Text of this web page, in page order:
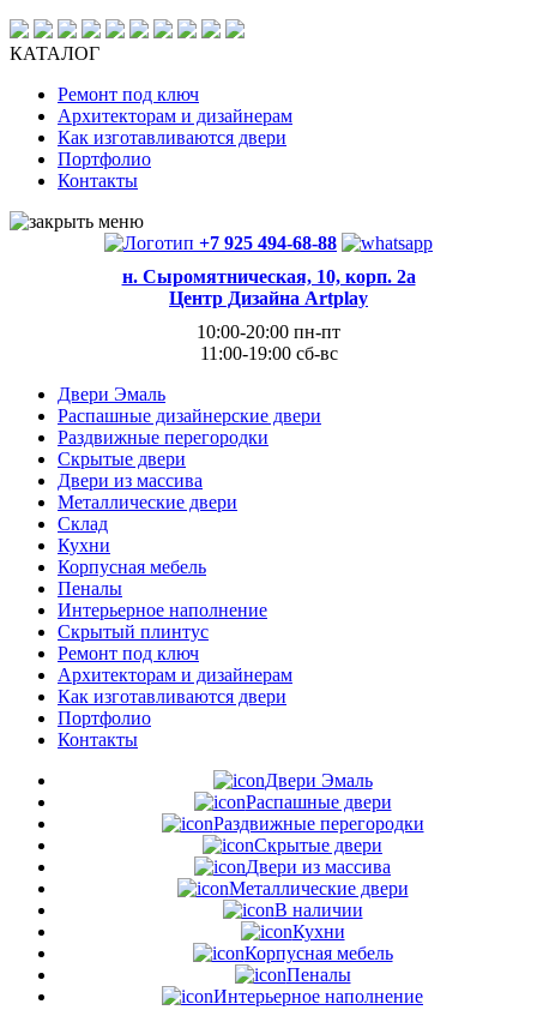
КАТАЛОГ
Ремонт под ключ
Архитекторам и дизайнерам
Как изготавливаются двери
Портфолио
Контакты
+7 925 494-68-88
н. Сыромятническая, 10, корп. 2а
Центр Дизайна Artplay
10:00-20:00 пн-пт
11:00-19:00 сб-вс
Двери Эмаль
Распашные дизайнерские двери
Раздвижные перегородки
Скрытые двери
Двери из массива
Металлические двери
Склад
Кухни
Корпусная мебель
Пеналы
Интерьерное наполнение
Скрытый плинтус
Ремонт под ключ
Архитекторам и дизайнерам
Как изготавливаются двери
Портфолио
Контакты
Двери Эмаль
Распашные двери
Раздвижные перегородки
Скрытые двери
Двери из массива
Металлические двери
В наличии
Кухни
Корпусная мебель
Пеналы
Интерьерное наполнение